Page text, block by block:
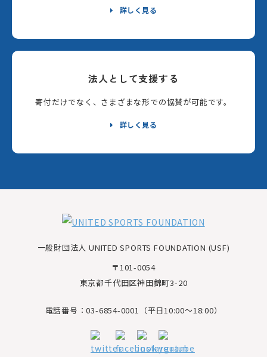
詳しく見る
法人として支援する
寄付だけでなく、さまざまな形での協賛が可能です。
詳しく見る
一般財団法人 UNITED SPORTS FOUNDATION (USF)
〒101-0054
東京都千代田区神田錦町3-20
電話番号：03-6854-0001（平日10:00～18:00）